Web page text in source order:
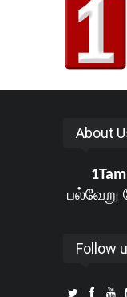
About
பல்வேறு
Follow